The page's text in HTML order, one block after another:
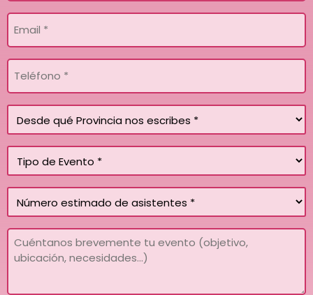
Email
Teléfono
Desde
qué
Provincia
nos
escribes
Tipo
de
Evento
Sin
nombre
*
Mensaje